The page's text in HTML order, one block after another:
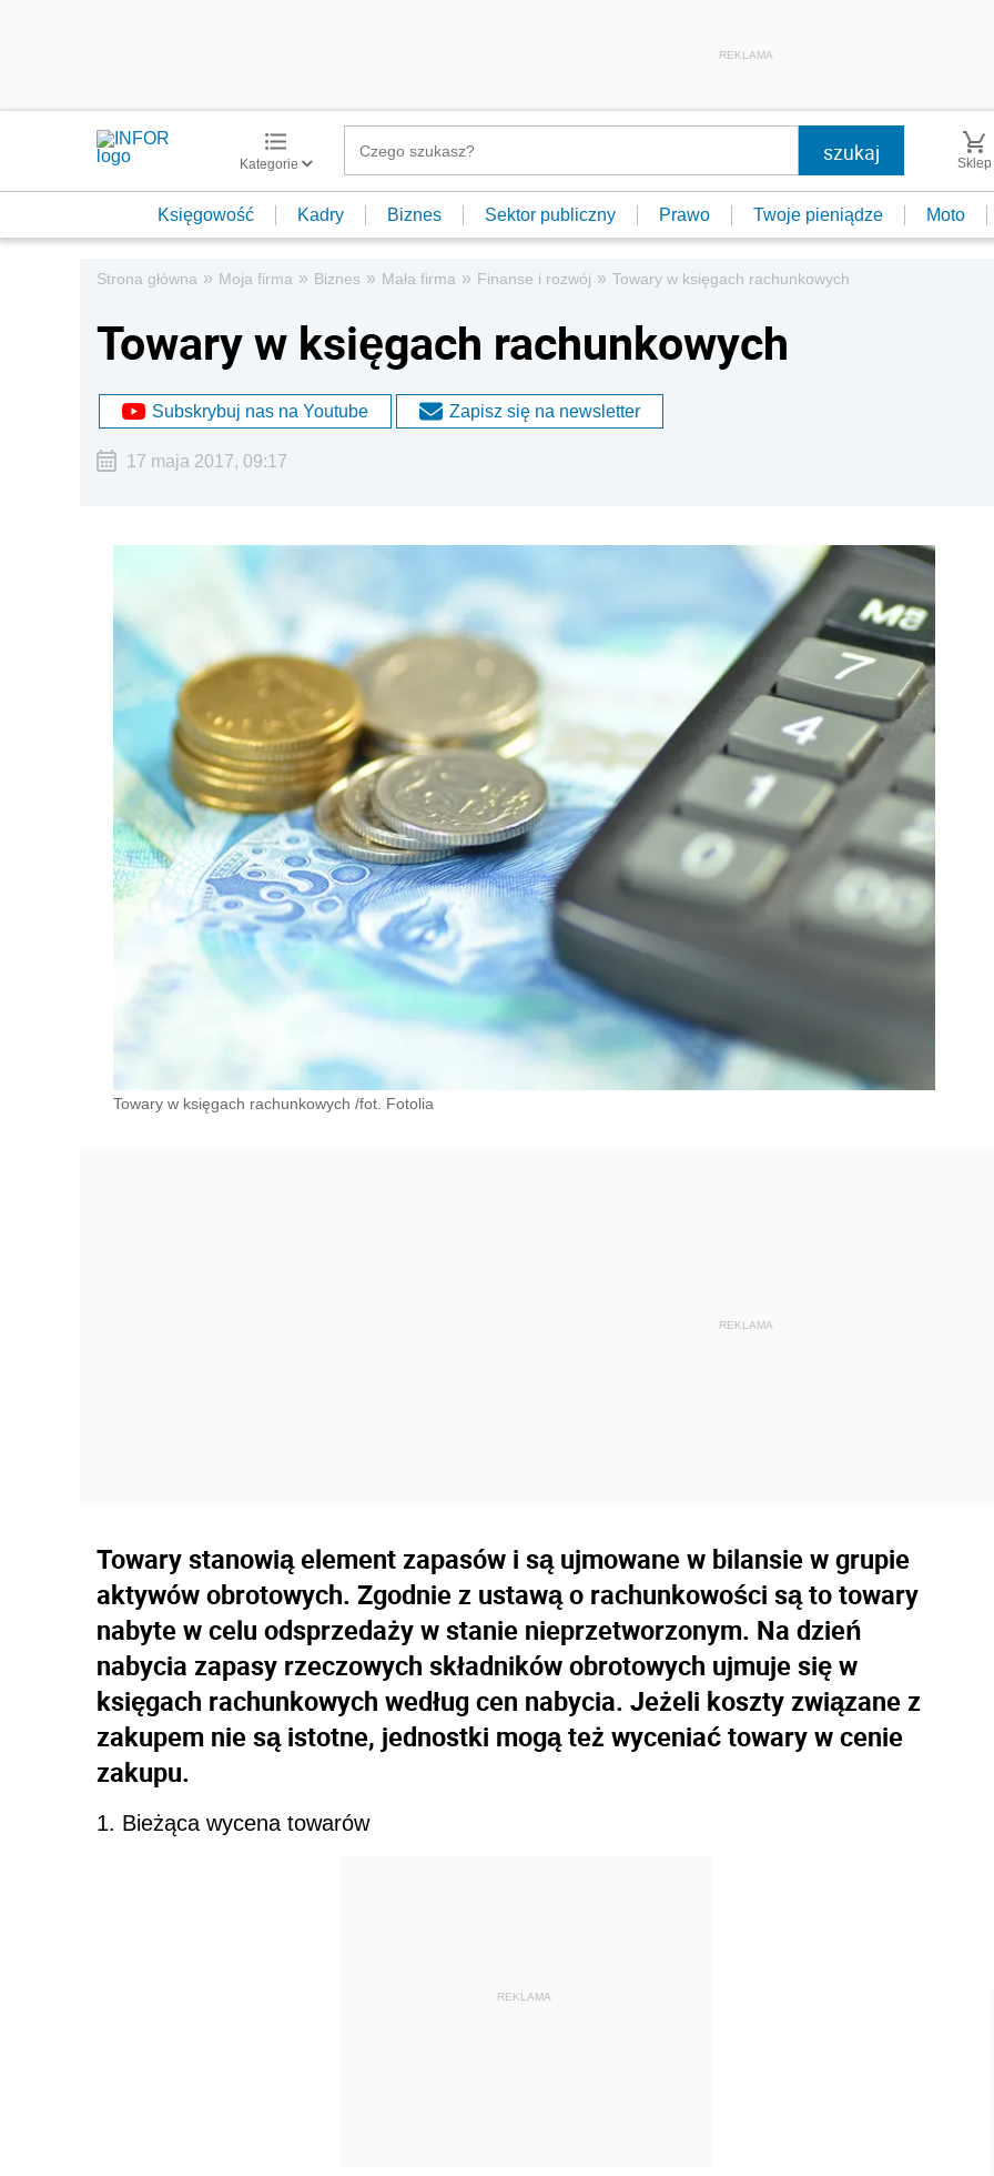
REKLAMA
Kategorie Sklep
Księgowość Kadry Biznes Sektor publiczny Prawo Twoje pieniądze Moto
Strona główna » Moja firma » Biznes » Mała firma » Finanse i rozwój » Towary w księgach rachunkowych
Towary w księgach rachunkowych
Subskrybuj nas na Youtube Zapisz się na newsletter
17 maja 2017, 09:17
Towary w księgach rachunkowych /fot. Fotolia
Towary stanowią element zapasów i są ujmowane w bilansie w grupie
aktywów obrotowych. Zgodnie z ustawą o rachunkowości są to towary
nabyte w celu odsprzedaży w stanie nieprzetworzonym. Na dzień
nabycia zapasy rzeczowych składników obrotowych ujmuje się w
księgach rachunkowych według cen nabycia. Jeżeli koszty związane z
zakupem nie są istotne, jednostki mogą też wyceniać towary w cenie
zakupu.
1. Bieżąca wycena towarów
REKLAMA